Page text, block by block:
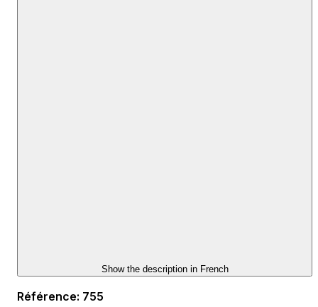
Show the description in French
Référence: 755